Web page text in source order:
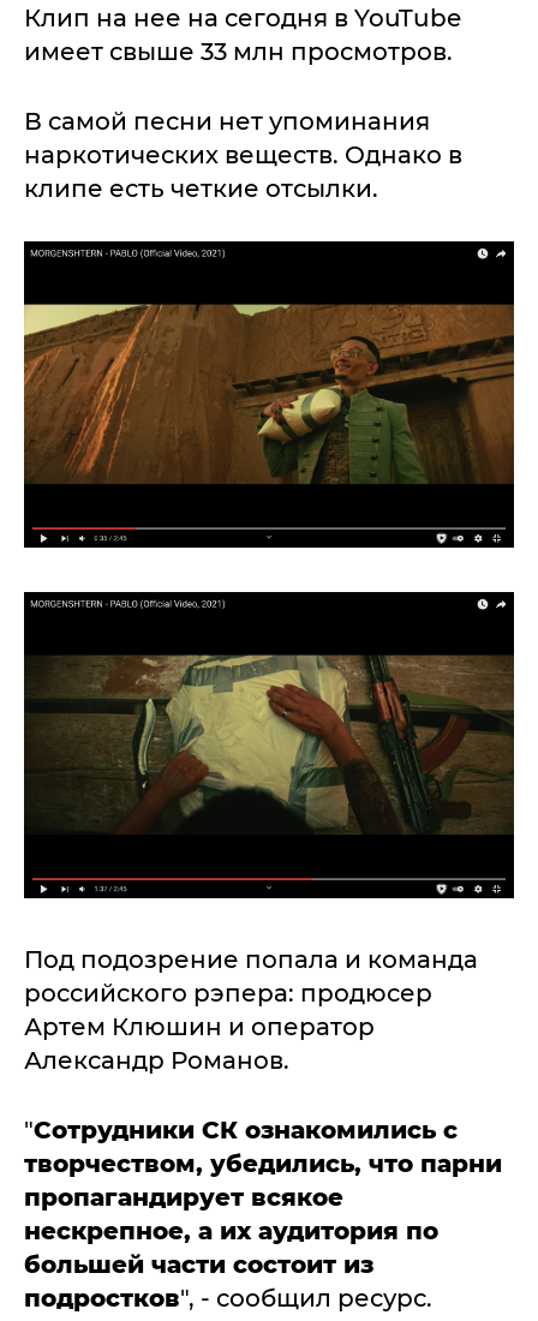
Клип на нее на сегодня в YouTube
имеет свыше 33 млн просмотров.
В самой песни нет упоминания
наркотических веществ. Однако в
клипе есть четкие отсылки.
Под подозрение попала и команда
российского рэпера: продюсер
Артем Клюшин и оператор
Александр Романов.
"Сотрудники СК ознакомились с
творчеством, убедились, что парни
пропагандирует всякое
нескрепное, а их аудитория по
большей части состоит из
подростков", - сообщил ресурс.